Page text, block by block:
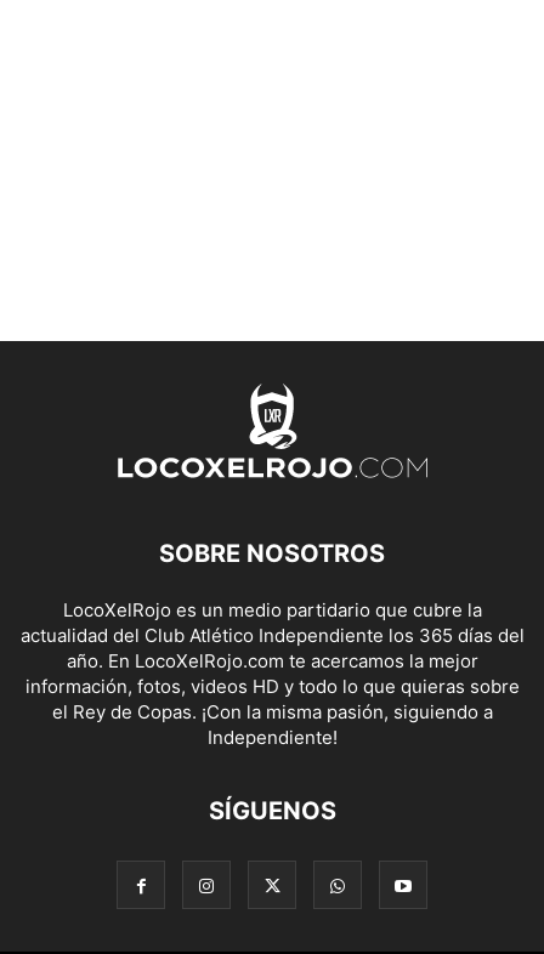
SOBRE NOSOTROS
LocoXelRojo es un medio partidario que cubre la
actualidad del Club Atlético Independiente los 365 días del
año. En LocoXelRojo.com te acercamos la mejor
información, fotos, videos HD y todo lo que quieras sobre
el Rey de Copas. ¡Con la misma pasión, siguiendo a
Independiente!
SÍGUENOS